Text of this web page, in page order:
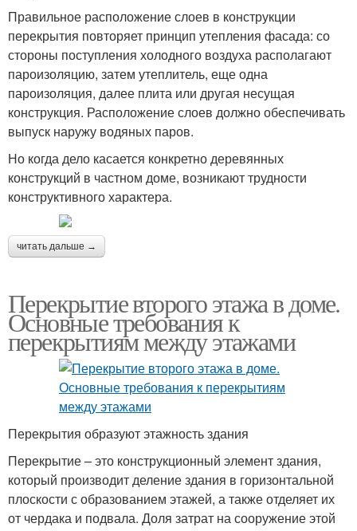
Правильное расположение слоев в конструкции
перекрытия повторяет принцип утепления фасада: со
стороны поступления холодного воздуха располагают
пароизоляцию, затем утеплитель, еще одна
пароизоляция, далее плита или другая несущая
конструкция. Расположение слоев должно обеспечивать
выпуск наружу водяных паров.
Но когда дело касается конкретно деревянных
конструкций в частном доме, возникают трудности
конструктивного характера.
читать дальше →
Перекрытие второго этажа в доме.
Основные требования к
перекрытиям между этажами
Перекрытия образуют этажность здания
Перекрытие – это конструкционный элемент здания,
который производит деление здания в горизонтальной
плоскости с образованием этажей, а также отделяет их
от чердака и подвала. Доля затрат на сооружение этой